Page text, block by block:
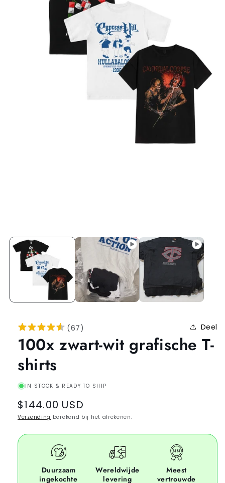
(67) Deel
100x zwart-wit grafische T-
shirts
IN STOCK & READY TO SHIP
Regular
price
$144.00 USD
Verzending berekend bij het afrekenen.
Duurzaam
ingekochte
Wereldwijde
levering
Meest
vertrouwde